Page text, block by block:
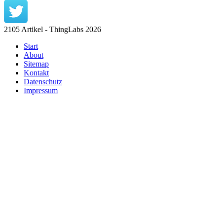
2105 Artikel - ThingLabs 2026
Start
About
Sitemap
Kontakt
Datenschutz
Impressum